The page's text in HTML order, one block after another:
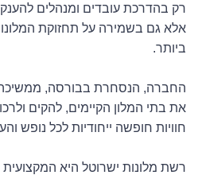
רק בהדרכת עובדים ומנהלים
אלא גם בשמירה על תחזוקת
ביותר.
החברה, הנסחרת בבורסה, ממשיכה
את בתי המלון הקיימים, להקים
חוויות חופשה ייחודיות לכל נופש
רשת מלונות ישרוטל היא